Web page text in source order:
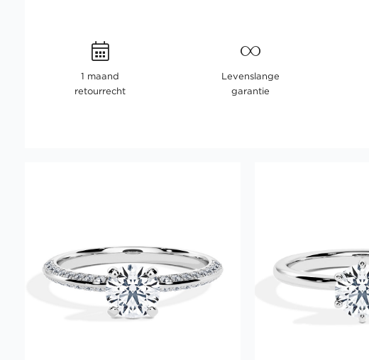
1 maand
retourrecht
Levenslange
garantie